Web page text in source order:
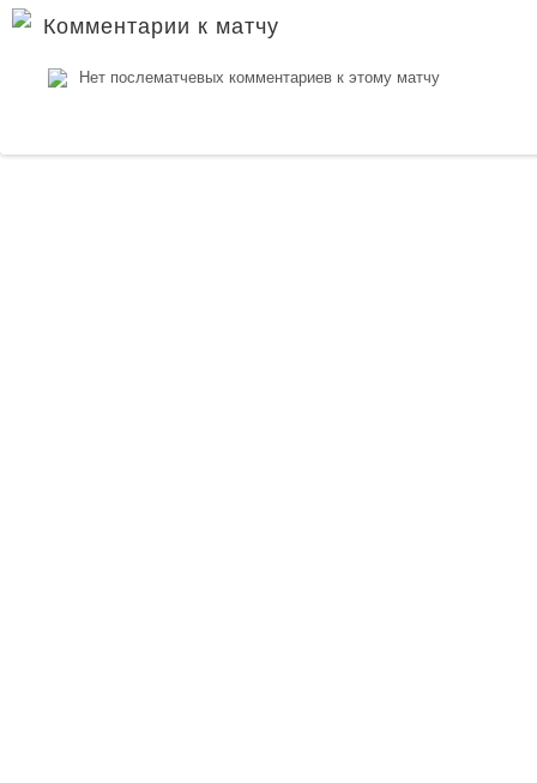
Комментарии к матчу
Нет послематчевых комментариев к этому матчу